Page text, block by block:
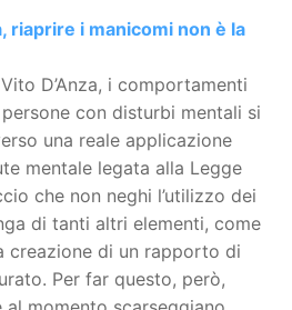
riaprire i manicomi non è la
D’Anza, i comportamenti
con disturbi mentali si
una reale applicazione
mentale legata alla Legge
che non neghi l’utilizzo dei
di tanti altri elementi, come
creazione di un rapporto di
Per far questo, però,